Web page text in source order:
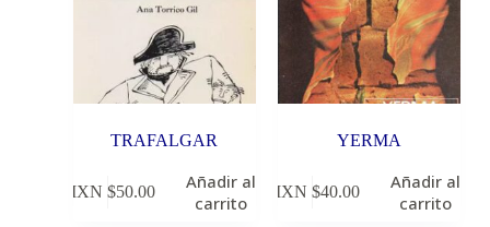
TRAFALGAR
MXN $50.00
Añadir al
carrito
YERMA
MXN $40.00
Añadir al
carrito